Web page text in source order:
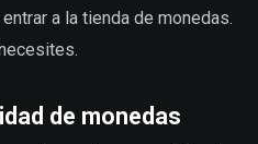
a la tienda de monedas.
de monedas